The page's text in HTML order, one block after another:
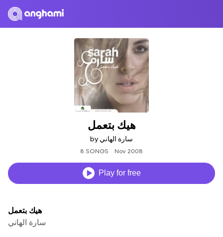
هيك بتعمل
by سارة الهاني
8 SONGS Nov 2008
Play for free
هيك بتعمل
سارة الهاني